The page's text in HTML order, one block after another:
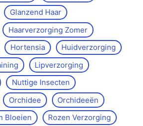
Glanzend Haar
Haarverzorging Zomer
Hortensia
Huidverzorging
Lipverzorging
Nuttige Insecten
Orchidee
Orchideeën
Bloeien
Rozen Verzorging